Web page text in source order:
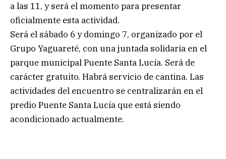
a las 11, y será el momento para presentar
oficialmente esta actividad.
Será el sábado 6 y domingo 7, organizado por el
Grupo Yaguareté, con una juntada solidaria en el
parque municipal Puente Santa Lucía. Será de
carácter gratuito. Habrá servicio de cantina. Las
actividades del encuentro se centralizarán en el
predio Puente Santa Lucía que está siendo
acondicionado actualmente.